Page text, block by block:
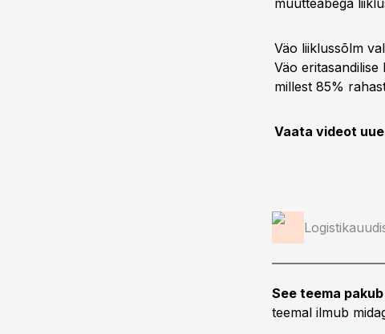
muutteabega
Väo liiklussõlm
Väo
millest 85%
Vaata videot
See teema
teemal ilmub